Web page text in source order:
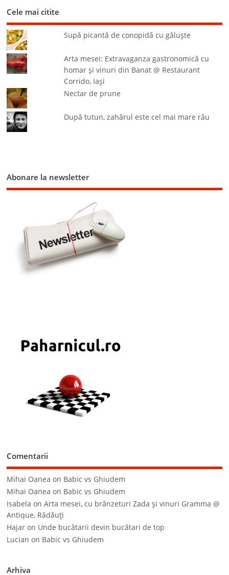
Cele mai citite
Supă picantă de conopidă cu găluşte
Arta mesei: Extravaganza gastronomică cu
homar şi vinuri din Banat @ Restaurant
Corrido, Iaşi
Nectar de prune
După tutun, zahărul este cel mai mare rău
Abonare la newsletter
Comentarii
Mihai Oanea on Babic vs Ghiudem
Mihai Oanea on Babic vs Ghiudem
Isabela onArta mesei, cu brânzeturi Zada şi vinuri Gramma @
Antique, Rădăuţi
Hajar on Unde bucătarii devin bucătari de top
Lucian on Babic vs Ghiudem
Arhiva